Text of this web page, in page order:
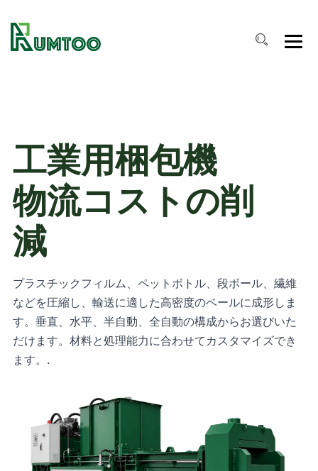
工業用梱包機
物流コストの削
減
プラスチックフィルム、ペットボトル、段ボール、繊維
などを圧縮し、輸送に適した高密度のベールに成形しま
す。垂直、水平、半自動、全自動の構成からお選びいた
だけます。材料と処理能力に合わせてカスタマイズでき
ます。.